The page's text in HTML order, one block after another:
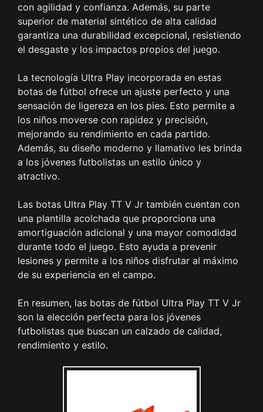
con agilidad y confianza. Además, su parte
superior de material sintético de alta calidad
garantiza una durabilidad excepcional, resistiendo
el desgaste y los impactos propios del juego.
La tecnología Ultra Play incorporada en estas
botas de fútbol ofrece un ajuste perfecto y una
sensación de ligereza en los pies. Esto permite a
los niños moverse con rapidez y precisión,
mejorando su rendimiento en cada partido.
Además, su diseño moderno y llamativo les brinda
a los jóvenes futbolistas un estilo único y
atractivo.
Las botas Ultra Play TT V Jr también cuentan con
una plantilla acolchada que proporciona una
amortiguación adicional y una mayor comodidad
durante todo el juego. Esto ayuda a prevenir
lesiones y permite a los niños disfrutar al máximo
de su experiencia en el campo.
En resumen, las botas de fútbol Ultra Play TT V Jr
son la elección perfecta para los jóvenes
futbolistas que buscan un calzado de calidad,
rendimiento y estilo.